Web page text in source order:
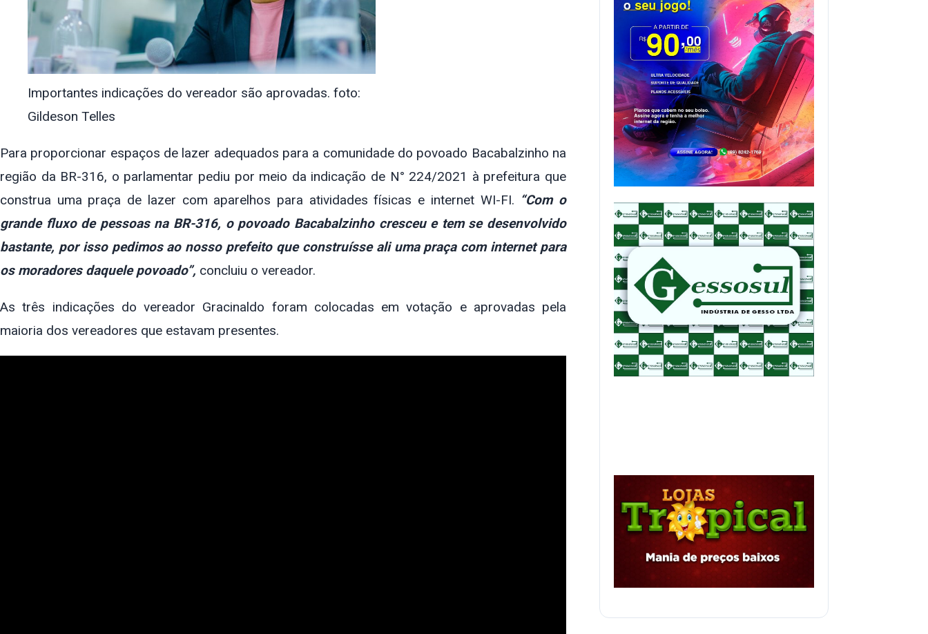
Importantes indicações do vereador são aprovadas. foto:
Gildeson Telles
Para proporcionar espaços de lazer adequados para a comunidade do povoado Bacabalzinho na
região da BR-316, o parlamentar pediu por meio da indicação de N° 224/2021 à prefeitura que
construa uma praça de lazer com aparelhos para atividades físicas e internet WI-FI. “Com o
grande fluxo de pessoas na BR-316, o povoado Bacabalzinho cresceu e tem se desenvolvido
bastante, por isso pedimos ao nosso prefeito que construísse ali uma praça com internet para
os moradores daquele povoado”, concluiu o vereador.
As três indicações do vereador Gracinaldo foram colocadas em votação e aprovadas pela
maioria dos vereadores que estavam presentes.